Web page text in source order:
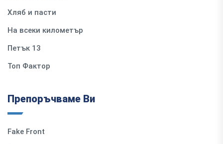
Хляб и пасти
На всеки километър
Петък 13
Топ Фактор
Препоръчваме Ви
Fake Front